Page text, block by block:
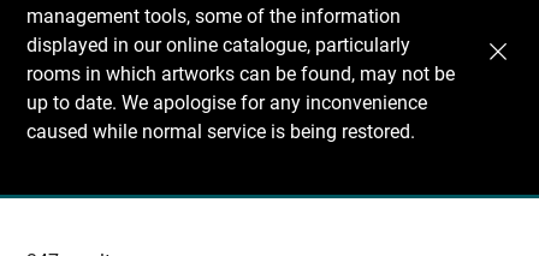
management tools, some of the information
displayed in our online catalogue, particularly
rooms in which artworks can be found, may not be
up to date. We apologise for any inconvenience
caused while normal service is being restored.
Recherche